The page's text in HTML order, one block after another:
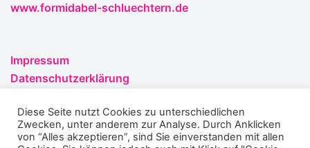
www.formidabel-schluechtern.de
Impressum
Datenschutzerklärung
WordPress LOGIN
Diese Seite nutzt Cookies zu unterschiedlichen
Zwecken, unter anderem zur Analyse. Durch Anklicken
von “Alles akzeptieren”, sind Sie einverstanden mit allen